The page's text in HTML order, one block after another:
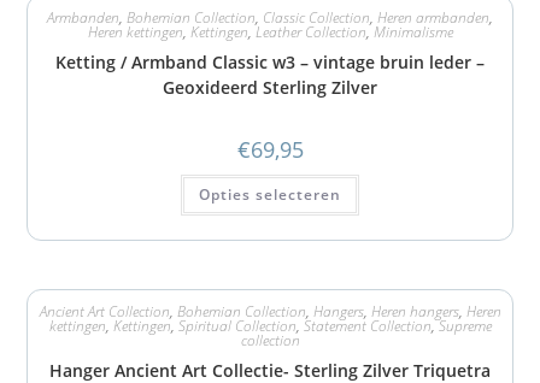
Armbanden, Bohemian Collection, Classic Collection, Heren armbanden,
Heren kettingen, Kettingen,Leather Collection,Minimalisme
Ketting / Armband Classic w3 – vintage bruin leder –
Geoxideerd Sterling Zilver
€69,95
Opties selecteren
Ancient Art Collection, Bohemian Collection, Hangers, Heren hangers, Heren
kettingen, Kettingen, Spiritual Collection, Statement Collection,Supreme
collection
Hanger Ancient Art Collectie- Sterling Zilver Triquetra